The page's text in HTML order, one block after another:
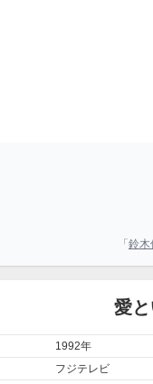
「 鈴木
愛
1992年
フジテレビ